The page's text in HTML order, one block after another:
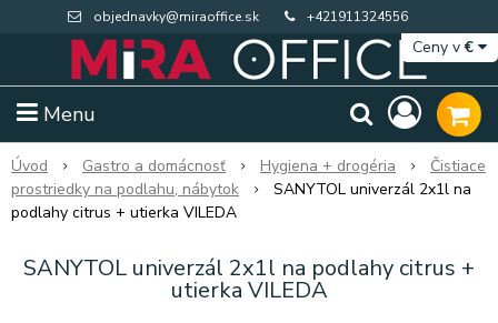
objednavky@miraoffice.sk +421911324556
Menu
Ceny v€
Úvod Gastro a domácnosť Hygiena + drogéria
Čistiace
prostriedky na podlahu, nábytok
SANYTOL univerzál 2x1l na
podlahy citrus + utierka VILEDA
SANYTOL univerzál 2x1l na podlahy citrus +
utierka VILEDA